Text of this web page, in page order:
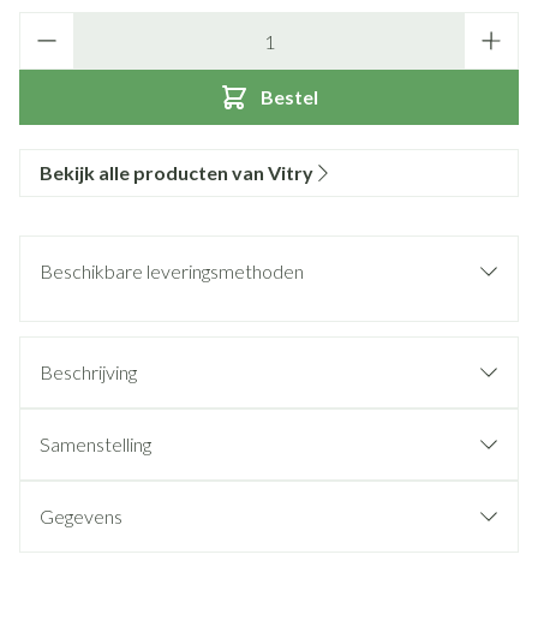
Bestel
Bekijk alle producten van Vitry
Beschikbare leveringsmethoden
Beschrijving
Samenstelling
Gegevens